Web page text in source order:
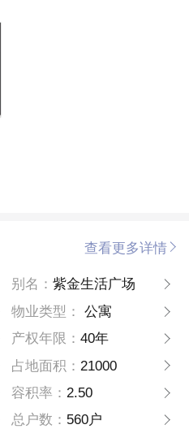
查看更多详情
别名： 紫金生活广场
物业类型：
公寓
产权年限： 40年
占地面积： 21000
容积率： 2.50
总户数： 560户